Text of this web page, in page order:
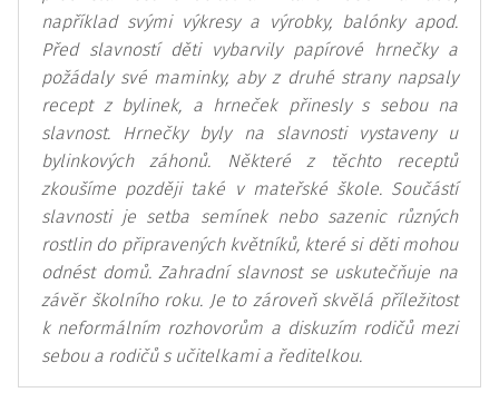
například svými výkresy a výrobky, balónky apod.
Před slavností děti vybarvily papírové hrnečky a
požádaly své maminky, aby z druhé strany napsaly
recept z bylinek, a hrneček přinesly s sebou na
slavnost. Hrnečky byly na slavnosti vystaveny u
bylinkových záhonů. Některé z těchto receptů
zkoušíme později také v mateřské škole. Součástí
slavnosti je setba semínek nebo sazenic různých
rostlin do připravených květníků, které si děti mohou
odnést domů. Zahradní slavnost se uskutečňuje na
závěr školního roku. Je to zároveň skvělá příležitost
k neformálním rozhovorům a diskuzím rodičů mezi
sebou a rodičů s učitelkami a ředitelkou.